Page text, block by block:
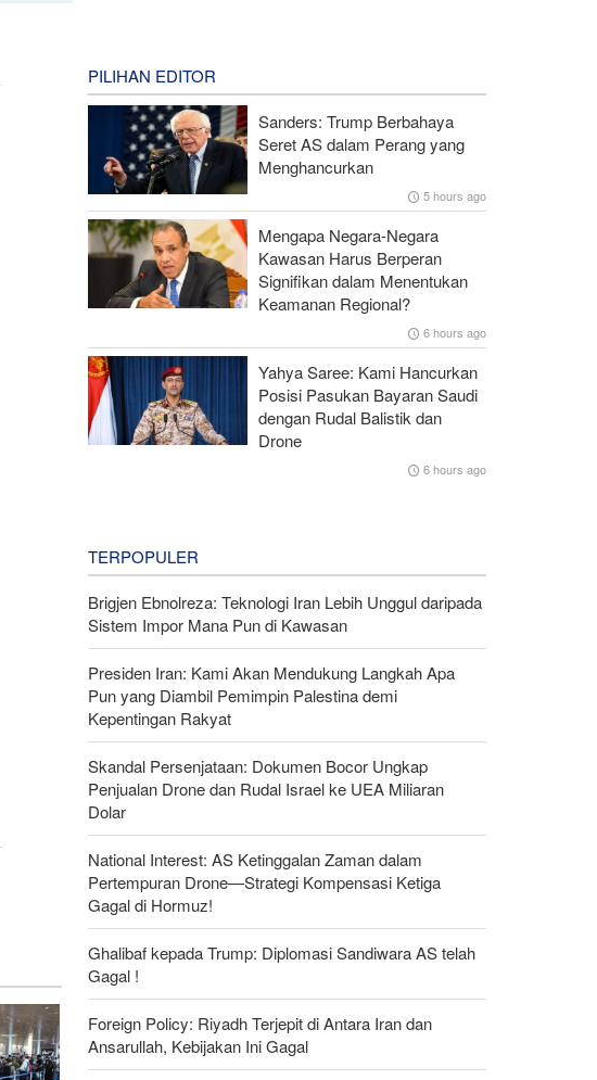
PILIHAN EDITOR
Sanders: Trump Berbahaya
Seret AS dalam Perang yang
Menghancurkan
5 hours ago
Mengapa Negara-Negara
Kawasan Harus Berperan
Signifikan dalam Menentukan
Keamanan Regional?
6 hours ago
Yahya Saree: Kami Hancurkan
Posisi Pasukan Bayaran Saudi
dengan Rudal Balistik dan
Drone
6 hours ago
TERPOPULER
Brigjen Ebnolreza: Teknologi Iran Lebih Unggul daripada
Sistem Impor Mana Pun di Kawasan
Presiden Iran: Kami Akan Mendukung Langkah Apa
Pun yang Diambil Pemimpin Palestina demi
Kepentingan Rakyat
Skandal Persenjataan: Dokumen Bocor Ungkap
Penjualan Drone dan Rudal Israel ke UEA Miliaran
Dolar
National Interest: AS Ketinggalan Zaman dalam
Pertempuran Drone—Strategi Kompensasi Ketiga
Gagal di Hormuz!
Ghalibaf kepada Trump: Diplomasi Sandiwara AS telah
Gagal !
Foreign Policy: Riyadh Terjepit di Antara Iran dan
Ansarullah, Kebijakan Ini Gagal